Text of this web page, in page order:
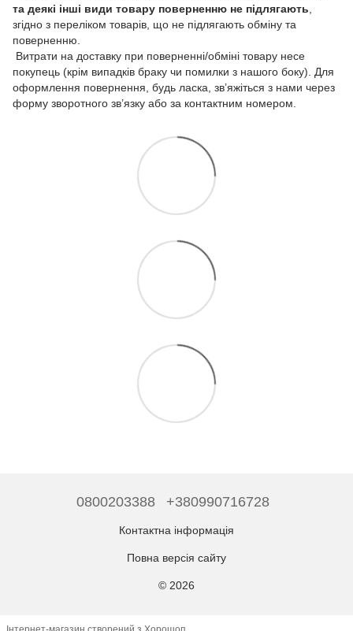
та деякі інші види товару поверненню не підлягають
згідно з переліком товарів, що не підлягають обміну та
поверненню.
Витрати на доставку при поверненні/обміні товару несе
покупець (крім випадків браку чи помилки з нашого боку). Для
оформлення повернення, будь ласка, зв’яжіться з нами через
форму зворотного зв’язку або за контактним номером.
0800203388 +380990716728
Контактна інформація
Повна версія сайту
© 2026